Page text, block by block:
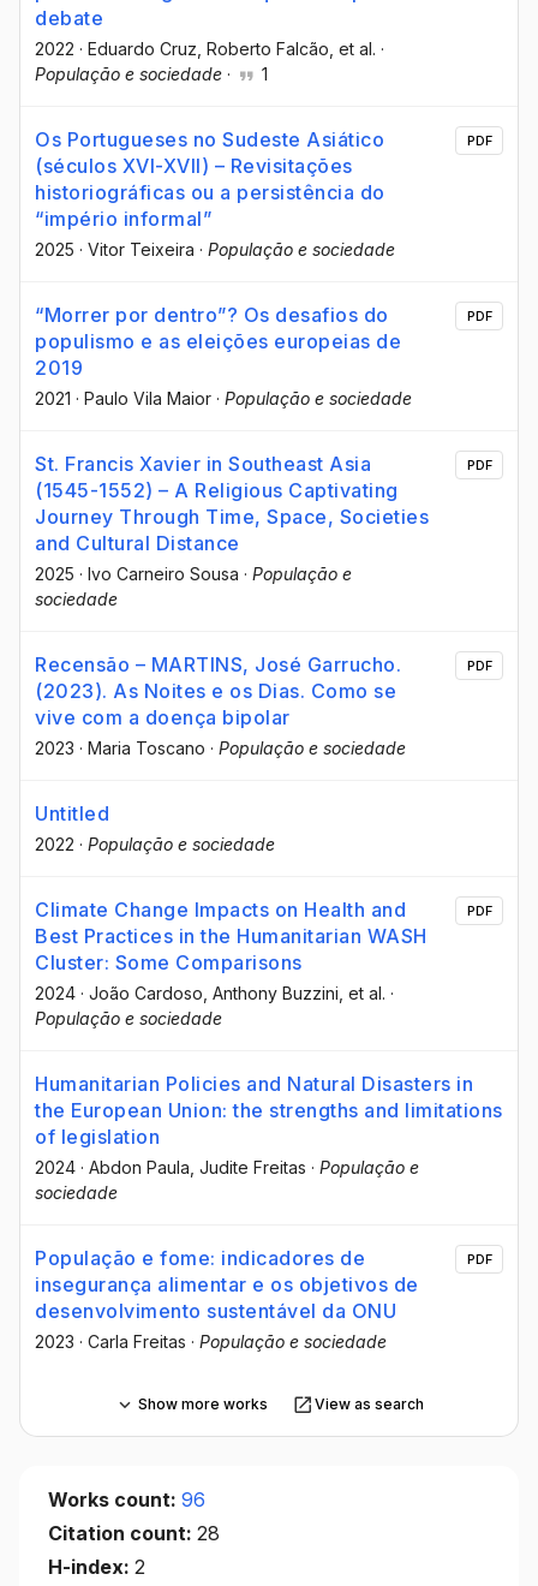
debate
2022 · Eduardo Cruz , Roberto Falcão , et al. ·
População e sociedade · 1
Os Portugueses no Sudeste Asiático
(séculos XVI-XVII) – Revisitações
historiográficas ou a persistência do
“império informal”
2025 · Vitor Teixeira · População e sociedade
PDF
“Morrer por dentro”? Os desafios do
populismo e as eleições europeias de
2019
2021 · Paulo Vila Maior · População e sociedade
PDF
St. Francis Xavier in Southeast Asia
(1545-1552) – A Religious Captivating
Journey Through Time, Space, Societies
and Cultural Distance
2025 · Ivo Carneiro Sousa · População e
sociedade
PDF
Recensão – MARTINS, José Garrucho.
(2023). As Noites e os Dias. Como se
vive com a doença bipolar
2023 · Maria Toscano · População e sociedade
PDF
Untitled
2022 · População e sociedade
Climate Change Impacts on Health and
Best Practices in the Humanitarian WASH
Cluster: Some Comparisons
2024 · João Cardoso , Anthony Buzzini , et al. ·
População e sociedade
PDF
Humanitarian Policies and Natural Disasters in
the European Union: the strengths and limitations
of legislation
2024 · Abdon Paula , Judite Freitas · População e
sociedade
População e fome: indicadores de
insegurança alimentar e os objetivos de
desenvolvimento sustentável da ONU
2023 · Carla Freitas · População e sociedade
PDF
Show more works View as search
Works count: 96
Citation count: 28
H-index: 2